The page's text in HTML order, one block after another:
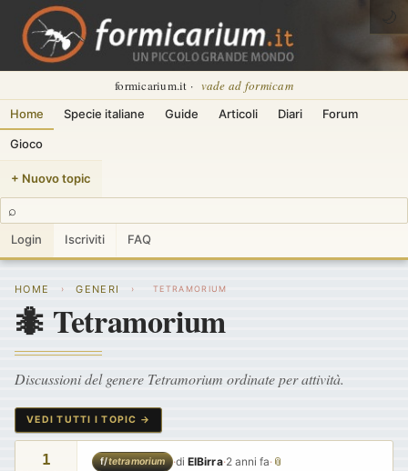
formicarium.it · vade ad formicam
Home Specie italiane Guide Articoli Diari Forum
Gioco
+ Nuovo topic
⌕
Login Iscriviti FAQ
🌙
HOME › GENERI › TETRAMORIUM
🐜 Tetramorium
Discussioni del genere Tetramorium ordinate per attività.
VEDI TUTTI I TOPIC →
1 f/tetramorium ·diElBirra·2 anni fa·📎